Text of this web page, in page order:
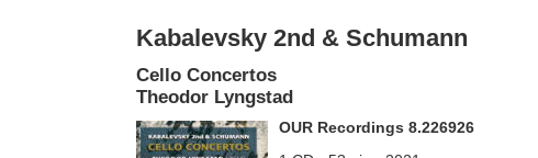
Kabalevsky 2nd & Schumann
Cello Concertos
Theodor Lyngstad
OUR Recordings 8.226926